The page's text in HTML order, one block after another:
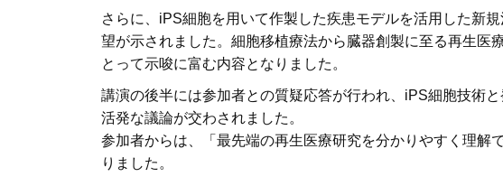
さらに、iPS細胞を用いて作製した疾患モデルを活用した新
望が示されました。細胞移植療法から臓器創製に至る再生医
とって示唆に富む内容となりました。
講演の後半には参加者との質疑応答が行われ、iPS細胞技術
活発な議論が交わされました。
参加者からは、「最先端の再生医療研究を分かりやすく理解
りました。